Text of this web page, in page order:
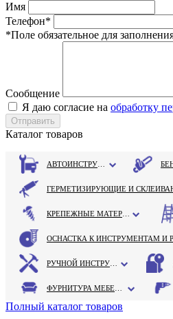
Имя
Телефон*
*Поле обязательное для
Сообщение
Я даю согласие на обработку
Каталог товаров
Полный каталог товаров